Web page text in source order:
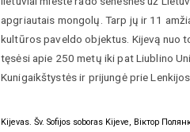
apgriautais mongolų. Tarp jų ir 11
kultūros paveldo objektus. Kijevą nuo
tęsėsi apie 250 metų iki pat Liublino
Kunigaikštystės ir prijungė prie
Kijevas. Šv. Sofijos soboras Kijeve, Віктор